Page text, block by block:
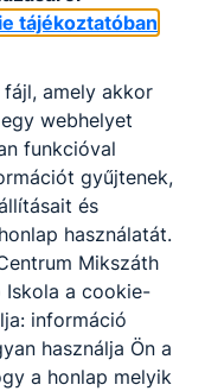
és
munkában
betartja a
készítési
az
termékeket
a megrendelő
ötletes
tájékoztatóban
amely akkor
webhelyet
funkcióval
gyűjtenek,
és
használatát.
Mikszáth
Iskola a cookie-
információ
használja Ön a
a honlap melyik